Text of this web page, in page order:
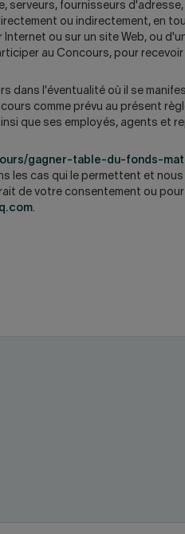
serveurs, fournisseurs
ou indirectement, en
ou sur un site Web, ou
au Concours, pour
dans l'éventualité où il se
comme prévu au présent
que ses employés, agents et
gagner-table-du-fonds-
les cas qui le permettent et
de votre consentement ou
.